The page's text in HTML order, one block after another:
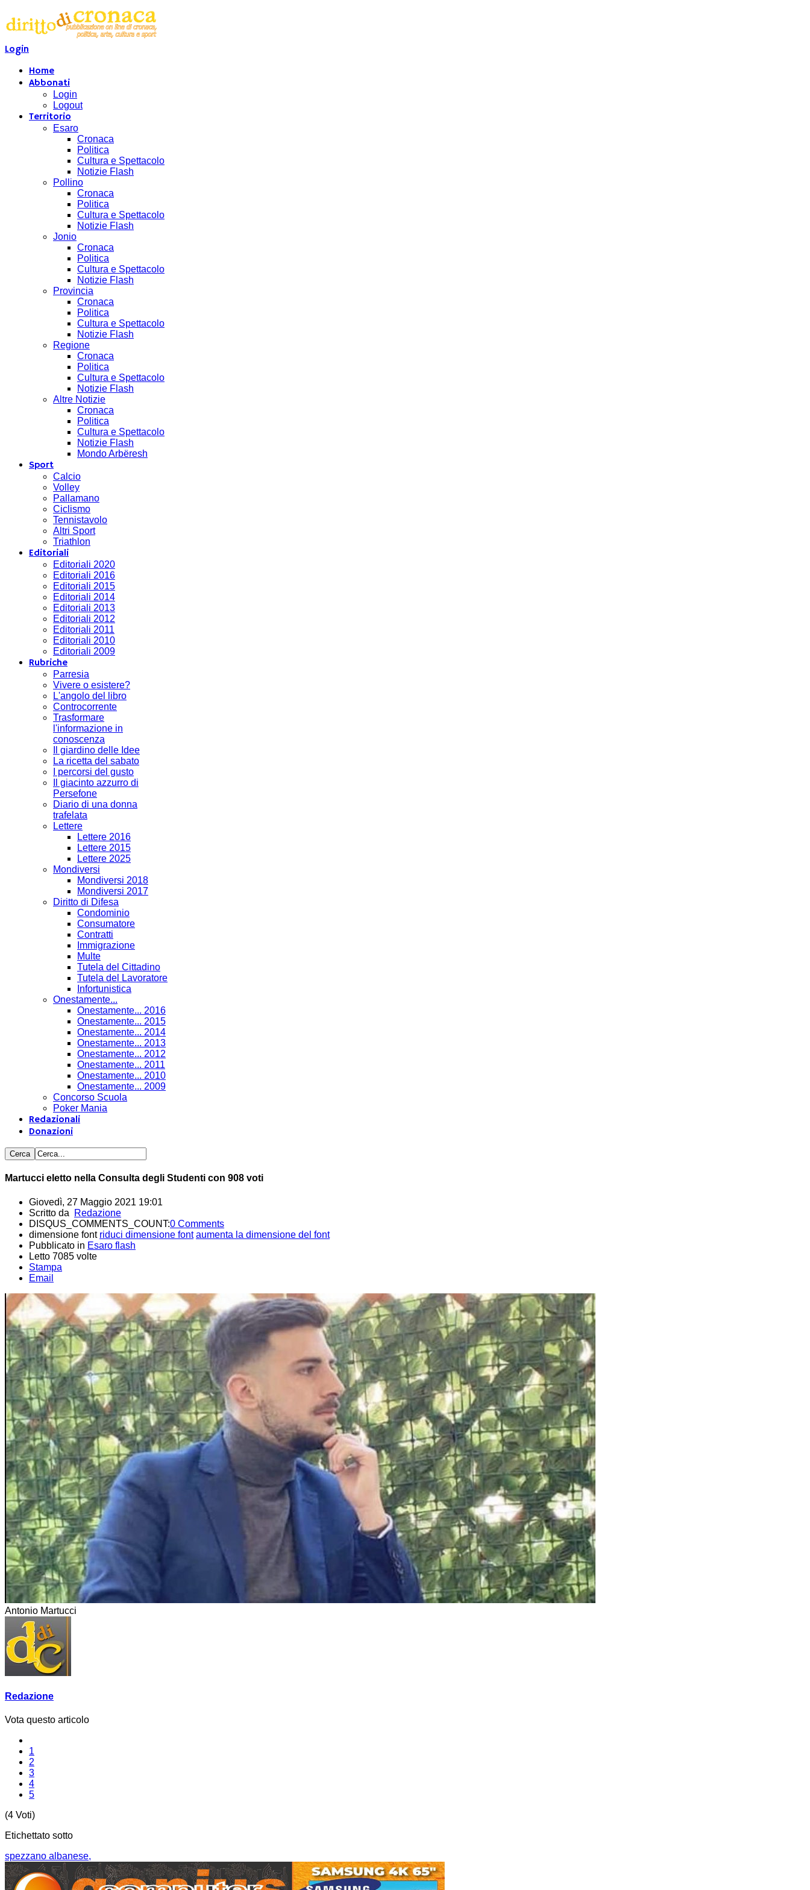
Login
Home
Abbonati
Login
Logout
Territorio
Esaro
Cronaca
Politica
Cultura e Spettacolo
Notizie Flash
Pollino
Cronaca
Politica
Cultura e Spettacolo
Notizie Flash
Jonio
Cronaca
Politica
Cultura e Spettacolo
Notizie Flash
Provincia
Cronaca
Politica
Cultura e Spettacolo
Notizie Flash
Regione
Cronaca
Politica
Cultura e Spettacolo
Notizie Flash
Altre Notizie
Cronaca
Politica
Cultura e Spettacolo
Notizie Flash
Mondo Arbëresh
Sport
Calcio
Volley
Pallamano
Ciclismo
Tennistavolo
Altri Sport
Triathlon
Editoriali
Editoriali 2020
Editoriali 2016
Editoriali 2015
Editoriali 2014
Editoriali 2013
Editoriali 2012
Editoriali 2011
Editoriali 2010
Editoriali 2009
Rubriche
Parresia
Vivere o esistere?
L'angolo del libro
Controcorrente
Trasformare
l'informazione in
conoscenza
Il giardino delle Idee
La ricetta del sabato
I percorsi del gusto
Il giacinto azzurro di
Persefone
Diario di una donna
trafelata
Lettere
Lettere 2016
Lettere 2015
Lettere 2025
Mondiversi
Mondiversi 2018
Mondiversi 2017
Diritto di Difesa
Condominio
Consumatore
Contratti
Immigrazione
Multe
Tutela del Cittadino
Tutela del Lavoratore
Infortunistica
Onestamente...
Onestamente... 2016
Onestamente... 2015
Onestamente... 2014
Onestamente... 2013
Onestamente... 2012
Onestamente... 2011
Onestamente... 2010
Onestamente... 2009
Concorso Scuola
Poker Mania
Redazionali
Donazioni
Martucci eletto nella Consulta degli Studenti con 908 voti
Giovedì, 27 Maggio 2021 19:01
Scritto da
Redazione
DISQUS_COMMENTS_COUNT:0 Comments
dimensione font riduci dimensione font aumenta la dimensione del font
Pubblicato in Esaro flash
Letto 7085 volte
Stampa
Email
Antonio Martucci
Redazione
Vota questo articolo
1
2
3
4
5
(4 Voti)
Etichettato sotto
spezzano albanese,